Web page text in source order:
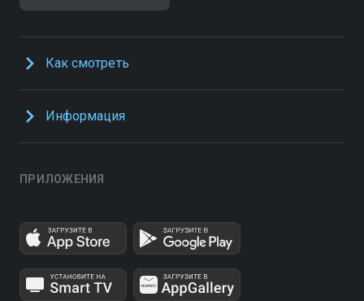
Как смотреть
Информация
ПРИЛОЖЕНИЯ